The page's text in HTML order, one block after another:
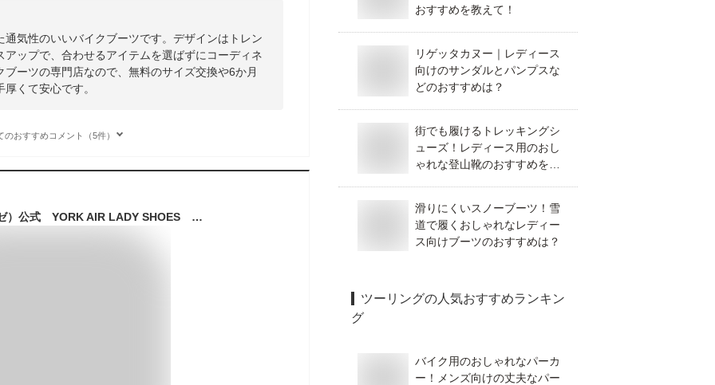
気性のいいバイクブーツです。デザインはトレン
ップで、合わせるアイテムを選ばずにコーディネ
ーツの専門店なので、無料のサイズ交換や6か月
くて安心です。
のおすすめコメント（5件）
DAINESE（ダイネーゼ）公式 YORK AIR LADY SHOES 安心の修理保証付きバイク用 レディースブーツ メッシュ 春夏
おすすめを教えて！
リゲッタカヌー｜レディース
向けのサンダルとパンプスな
どのおすすめは？
街でも履けるトレッキングシ
ューズ！レディース用のおし
ゃれな登山靴のおすすめを教
滑りにくいスノーブーツ！雪
道で履くおしゃれなレディー
ス向けブーツのおすすめは？
ツーリングの人気おすすめランキン
グ
バイク用のおしゃれなパーカ
ー！メンズ向けの丈夫なパー